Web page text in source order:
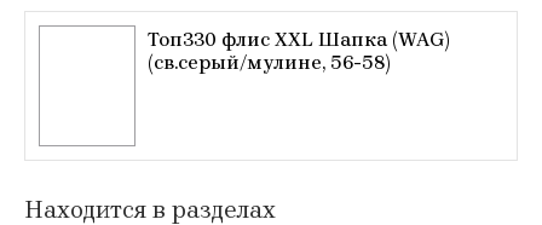
Топ330 флис XXL Шапка (WAG)
(св.серый/мулине, 56-58)
Находится в разделах